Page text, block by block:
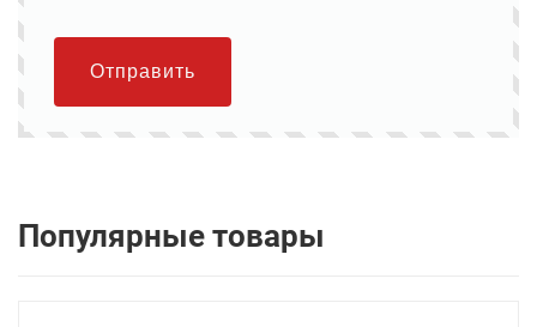
Отправить
Популярные товары